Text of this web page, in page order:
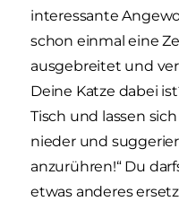
interessante
schon einmal eine
ausgebreitet und
Deine Katze dabei
Tisch und lassen
nieder und
anzurühren!“ Du
etwas anderes